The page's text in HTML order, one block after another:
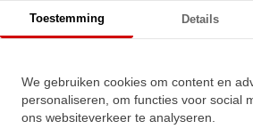
Toestemming Details
We gebruiken cookies om content en
personaliseren, om functies voor social
ons websiteverkeer te analyseren.
★★★★
★★★★